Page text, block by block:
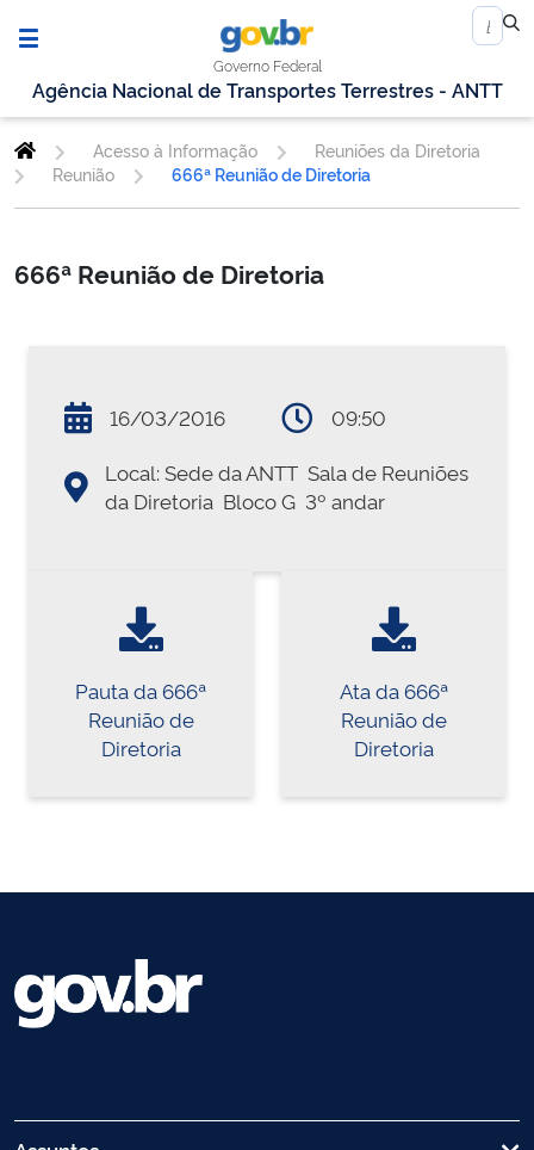
Governo Federal
Agência Nacional de Transportes Terrestres - ANTT
Acesso à Informação
Reuniões da Diretoria
Reunião
666ª Reunião de Diretoria
666ª Reunião de Diretoria
16/03/2016
09:50
Local: Sede da ANTT  Sala de Reuniões
da Diretoria  Bloco G  3º andar
Pauta da 666ª
Reunião de
Diretoria
Ata da 666ª
Reunião de
Diretoria